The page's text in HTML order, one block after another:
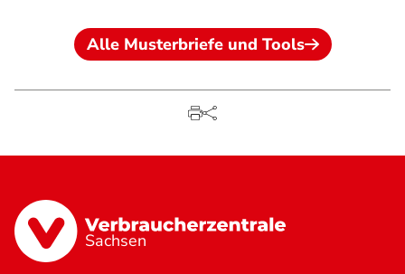
Alle Musterbriefe und Tools
Sachsen